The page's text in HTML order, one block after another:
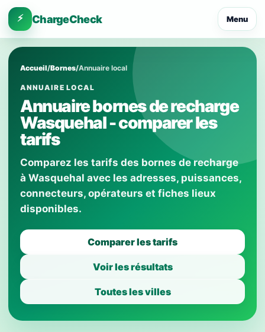
⚡ ChargeCheck Menu
Accueil/Bornes/Annuaire local
ANNUAIRE LOCAL
Annuaire bornes de recharge
Wasquehal - comparer les
tarifs
Comparez les tarifs des bornes de recharge
à Wasquehal avec les adresses, puissances,
connecteurs, opérateurs et fiches lieux
disponibles.
Comparer les tarifs
Voir les résultats
Toutes les villes